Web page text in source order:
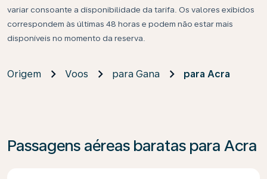
variar consoante a disponibilidade da tarifa. Os valores exibidos
correspondem às últimas 48 horas e podem não estar mais
disponíveis no momento da reserva.
Origem Voos para Gana para Acra
Passagens aéreas baratas para Acra